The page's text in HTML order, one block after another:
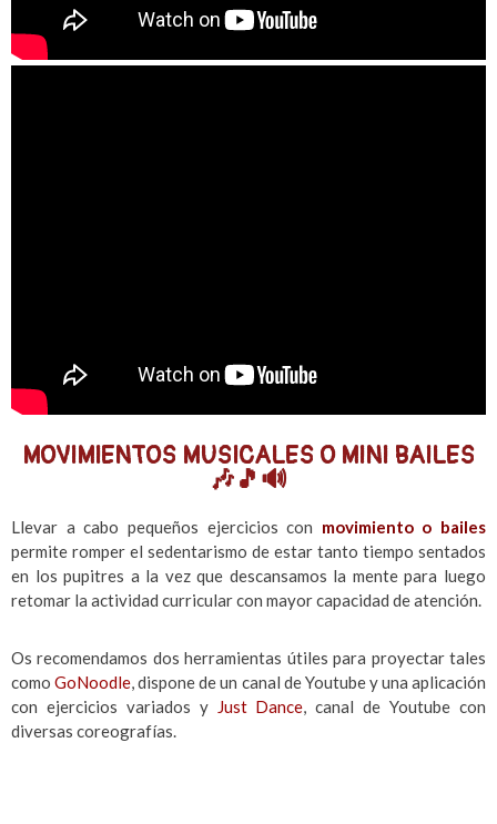
MOVIMIENTOS MUSICALES O MINI BAILES
🎶🎵🔊
Llevar a cabo pequeños ejercicios con movimiento o bailes
permite romper el sedentarismo de estar tanto tiempo sentados
en los pupitres a la vez que descansamos la mente para luego
retomar la actividad curricular con mayor capacidad de atención.
Os recomendamos dos herramientas útiles para proyectar tales
comoGoNoodle, dispone de un canal de Youtube y una aplicación
con ejercicios variados y Just Dance, canal de Youtube con
diversas coreografías.